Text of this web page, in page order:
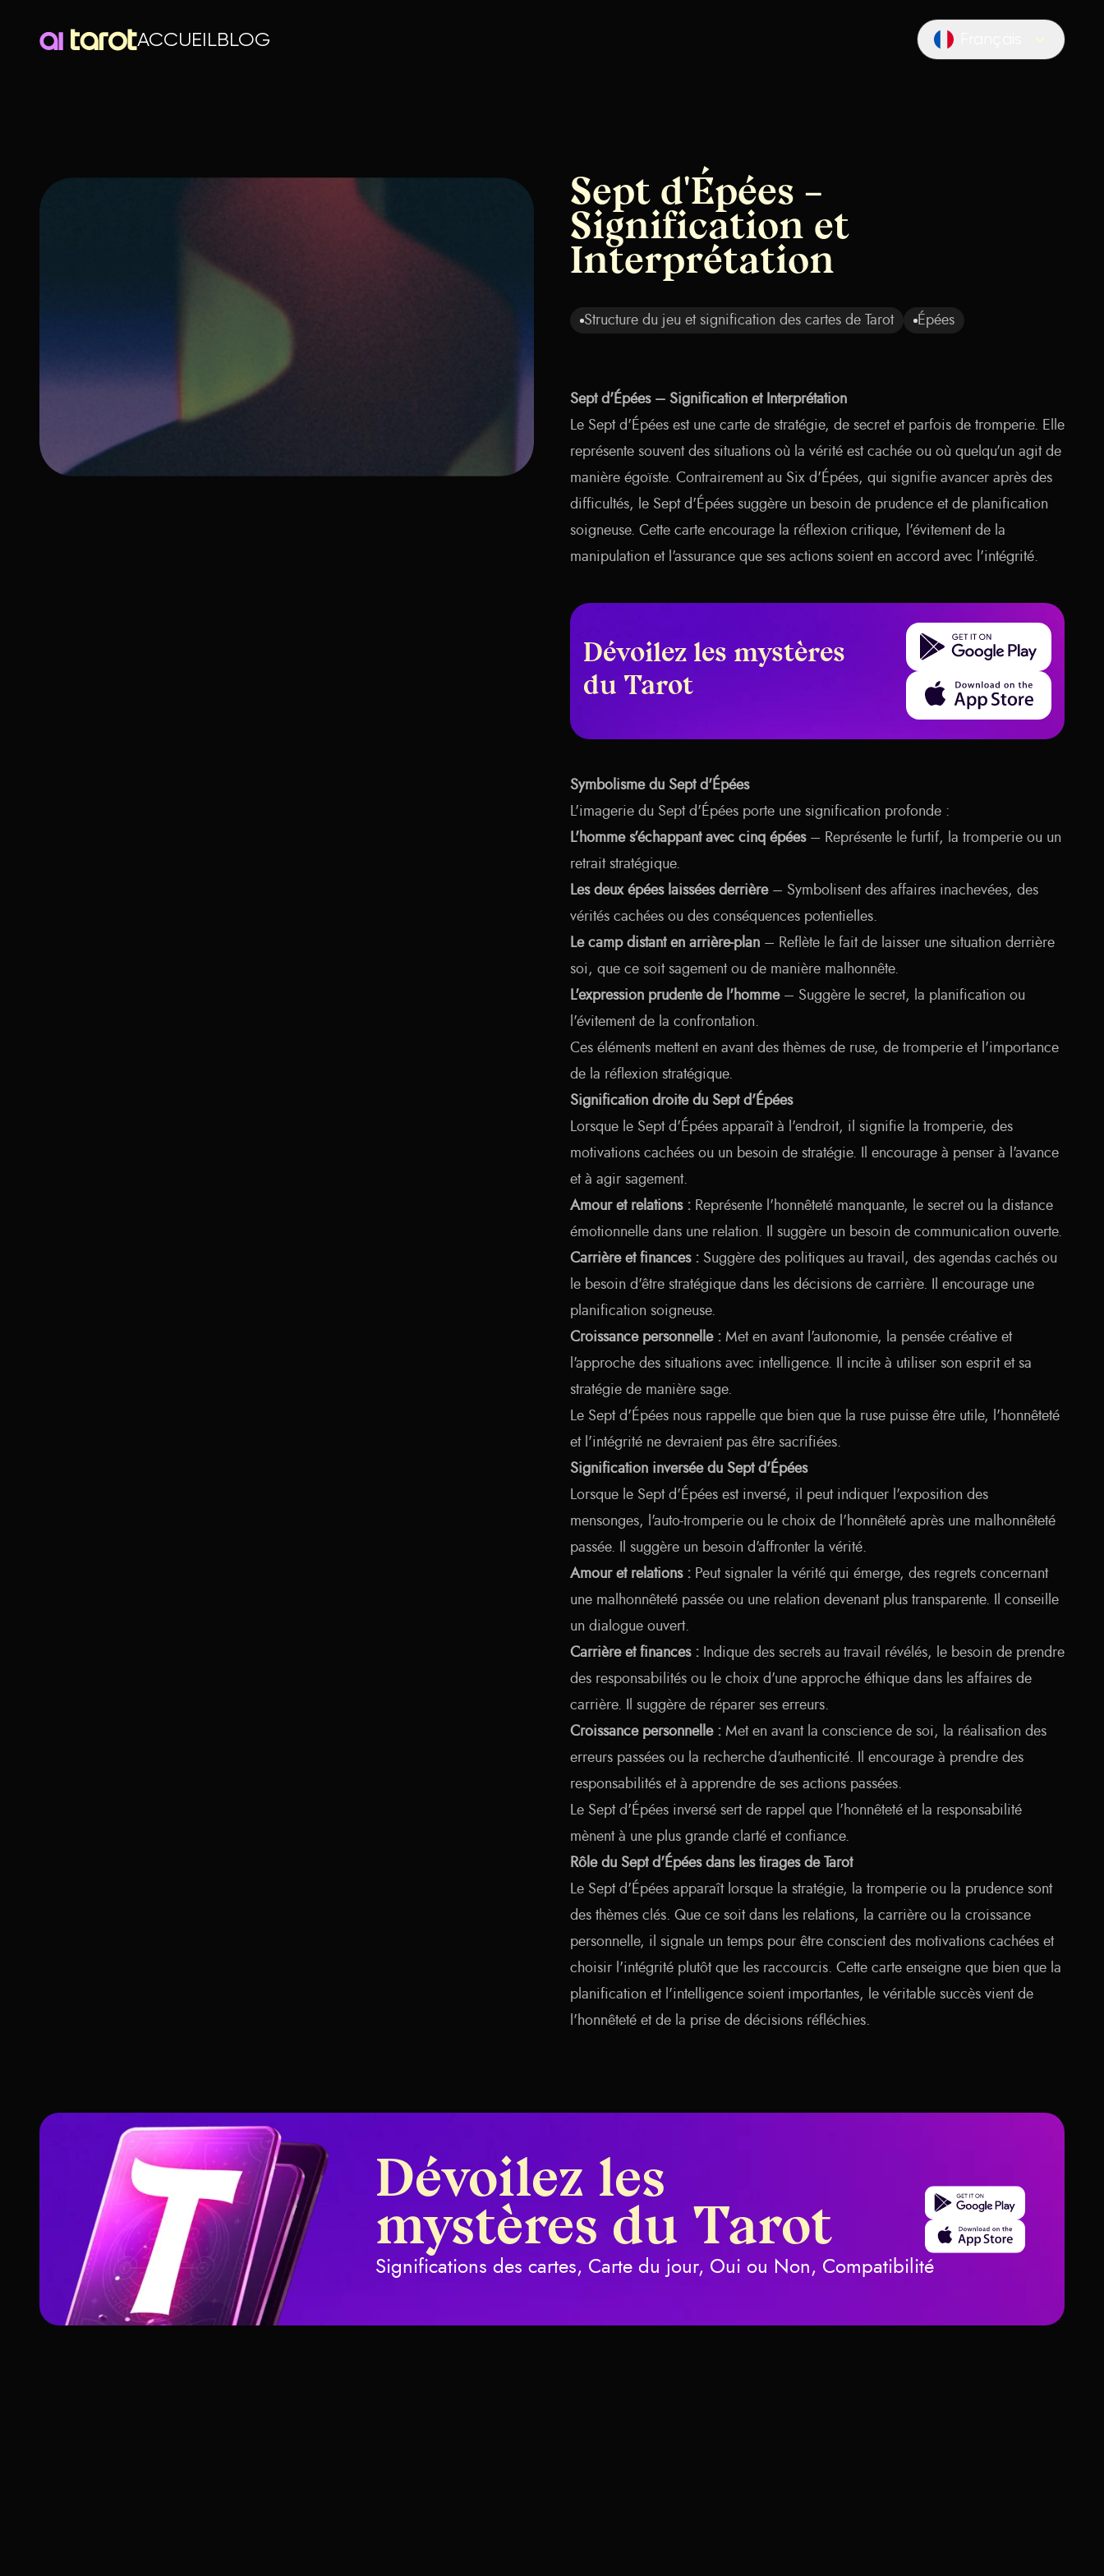
ACCUEILBLOG Locale switcher
Sept d'Épées –
Signification et
Interprétation
Structure du jeu et signification des cartes de Tarot Épées
Sept d'Épées – Signification et Interprétation
Le Sept d'Épées est une carte de stratégie, de secret et parfois de tromperie. Elle
représente souvent des situations où la vérité est cachée ou où quelqu'un agit de
manière égoïste. Contrairement au Six d'Épées, qui signifie avancer après des
difficultés, le Sept d'Épées suggère un besoin de prudence et de planification
soigneuse. Cette carte encourage la réflexion critique, l'évitement de la
manipulation et l'assurance que ses actions soient en accord avec l'intégrité.
Dévoilez les mystères
du Tarot
Get it on Google Play
Download on the App Store
Symbolisme du Sept d'Épées
L'imagerie du Sept d'Épées porte une signification profonde :
L'homme s'échappant avec cinq épées– Représente le furtif, la tromperie ou un
retrait stratégique.
Les deux épées laissées derrière– Symbolisent des affaires inachevées, des
vérités cachées ou des conséquences potentielles.
Le camp distant en arrière-plan – Reflète le fait de laisser une situation derrière
soi, que ce soit sagement ou de manière malhonnête.
L'expression prudente de l'homme– Suggère le secret, la planification ou
l'évitement de la confrontation.
Ces éléments mettent en avant des thèmes de ruse, de tromperie et l'importance
de la réflexion stratégique.
Signification droite du Sept d'Épées
Lorsque le Sept d'Épées apparaît à l'endroit, il signifie la tromperie, des
motivations cachées ou un besoin de stratégie. Il encourage à penser à l'avance
et à agir sagement.
Amour et relations : Représente l'honnêteté manquante, le secret ou la distance
émotionnelle dans une relation. Il suggère un besoin de communication ouverte.
Carrière et finances : Suggère des politiques au travail, des agendas cachés ou
le besoin d'être stratégique dans les décisions de carrière. Il encourage une
planification soigneuse.
Croissance personnelle : Met en avant l'autonomie, la pensée créative et
l'approche des situations avec intelligence. Il incite à utiliser son esprit et sa
stratégie de manière sage.
Le Sept d'Épées nous rappelle que bien que la ruse puisse être utile, l'honnêteté
et l'intégrité ne devraient pas être sacrifiées.
Signification inversée du Sept d'Épées
Lorsque le Sept d'Épées est inversé, il peut indiquer l'exposition des
mensonges, l'auto-tromperie ou le choix de l'honnêteté après une malhonnêteté
passée. Il suggère un besoin d'affronter la vérité.
Amour et relations : Peut signaler la vérité qui émerge, des regrets concernant
une malhonnêteté passée ou une relation devenant plus transparente. Il conseille
un dialogue ouvert.
Carrière et finances : Indique des secrets au travail révélés, le besoin de prendre
des responsabilités ou le choix d'une approche éthique dans les affaires de
carrière. Il suggère de réparer ses erreurs.
Croissance personnelle : Met en avant la conscience de soi, la réalisation des
erreurs passées ou la recherche d'authenticité. Il encourage à prendre des
responsabilités et à apprendre de ses actions passées.
Le Sept d'Épées inversé sert de rappel que l'honnêteté et la responsabilité
mènent à une plus grande clarté et confiance.
Rôle du Sept d'Épées dans les tirages de Tarot
Le Sept d'Épées apparaît lorsque la stratégie, la tromperie ou la prudence sont
des thèmes clés. Que ce soit dans les relations, la carrière ou la croissance
personnelle, il signale un temps pour être conscient des motivations cachées et
choisir l'intégrité plutôt que les raccourcis. Cette carte enseigne que bien que la
planification et l'intelligence soient importantes, le véritable succès vient de
l'honnêteté et de la prise de décisions réfléchies.
Dévoilez les
mystères du Tarot
Significations des cartes, Carte du jour, Oui ou Non, Compatibilité
Get it on Google Play
Download on the App Store